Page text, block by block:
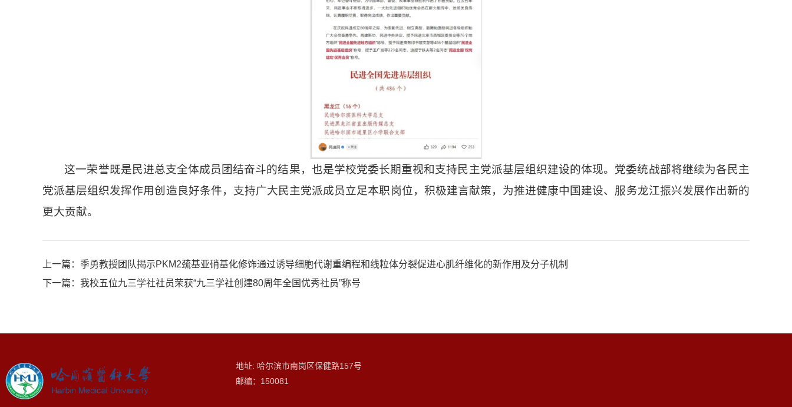
这一荣誉既是民进总支全体成员团结奋斗的结果，也是学校党委长期重视和支持民主党派基层组织建设的体现。党委统战部将继续为各民主
党派基层组织发挥作用创造良好条件，支持广大民主党派成员立足本职岗位，积极建言献策，为推进健康中国建设、服务龙江振兴发展作出新的
更大贡献。
上一篇： 季勇教授团队揭示PKM2巯基亚硝基化修饰通过诱导细胞代谢重编程和线粒体分裂促进心肌纤维化的新作用及分子机制
下一篇： 我校五位九三学社社员荣获“九三学社创建80周年全国优秀社员”称号​
地址: 哈尔滨市南岗区保健路157号
邮编：150081